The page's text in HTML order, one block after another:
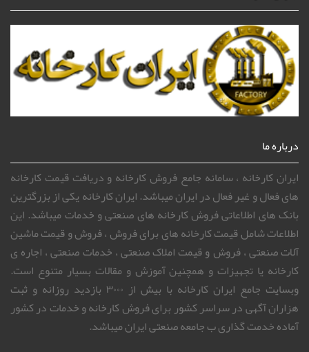
درباره ما
ایران کارخانه ، سامانه جامع فروش کارخانه و دریافت قیمت کارخانه
های فعال و غیر فعال در ایران میباشد. ایران کارخانه یکی از بزرگترین
بانک های اطلاعاتی فروش کارخانه های صنعتی و خدمات میباشد. این
اطلاعات شامل قیمت کارخانه های برای فروش ، فروش و قیمت ماشین
آلات صنعتی ، فروش و قیمت املاک صنعتی ، خدمات صنعتی ، اجاره ی
کارخانه یا تجهیزات و همچنین آموزش و مقالات بسیار متنوع است.
وبسایت جامع ایران کارخانه با بیش از ۳۰۰۰ بازدید روزانه و ثبت
هزاران آگهی در سراسر کشور برای فروش کارخانه و خدمات در کشور
آماده خدمت گذاری ب جامعه صنعتی ایران میباشد.